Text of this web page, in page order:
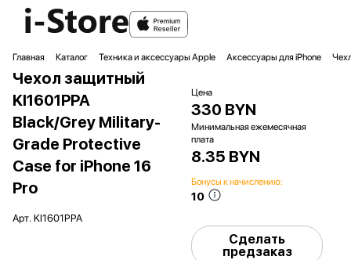
Главная Каталог Техника и аксессуары Apple Аксессуары для iPhone
Чехол защитный
KI1601PPA
Black/Grey Military-
Grade Protective
Case for iPhone 16
Pro
Арт. KI1601PPA
Цена
330 BYN
Минимальная ежемесячная
плата
8.35 BYN
Бонусы к начислению:
10
Сделать
предзаказ